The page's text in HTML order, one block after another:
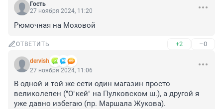
Гость
27 ноября 2024, 11:20
Рюмочная на Моховой
ОТВЕТИТЬ +2 –0
dervish
27 ноября 2024, 11:06
В одной и той же сети один магазин просто
великолепен ("О"кей" на Пулковском ш.), а другой я
уже давно избегаю (пр. Маршала Жукова).